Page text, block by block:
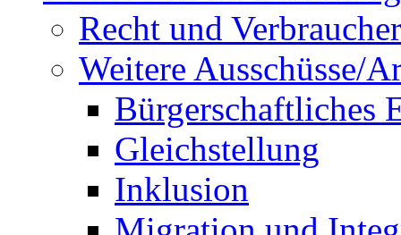
Recht und
Weitere Ausschüsse/
Bürgerschaftliches
Gleichstellung
Inklusion